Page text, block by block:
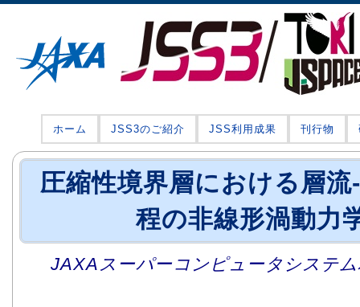
ホーム JSS3のご紹介 JSS利用成果 刊行物
圧縮性境界層における層
程の非線形渦動力
JAXAスーパーコンピュータシステ